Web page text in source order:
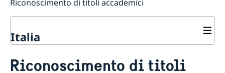
Riconoscimento di titoli accademici
Italia
UE/SEE
Riconoscimento di titoli